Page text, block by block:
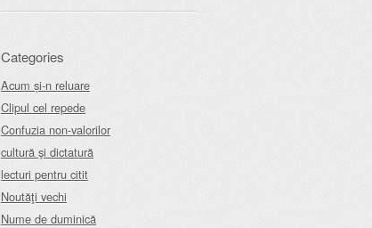
Categories
Acum și-n reluare
Clipul cel repede
Confuzia non-valorilor
cultură şi dictatură
lecturi pentru citit
Noutăţi vechi
Nume de duminică